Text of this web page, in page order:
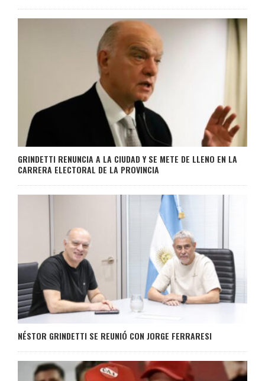
GRINDETTI RENUNCIA A LA CIUDAD Y SE METE DE LLENO EN LA
CARRERA ELECTORAL DE LA PROVINCIA
NÉSTOR GRINDETTI SE REUNIÓ CON JORGE FERRARESI